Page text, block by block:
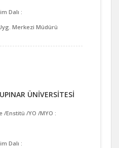
Dalı :
Merkezi Müdürü
ÜNİVERSİTESİ
/Enstitü /YO /MYO :
Dalı :